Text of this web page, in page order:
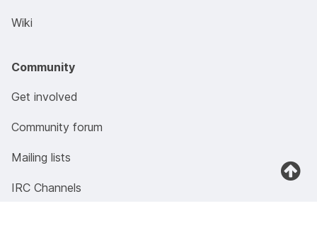
Wiki
Community
Get involved
Community forum
Mailing lists
IRC Channels